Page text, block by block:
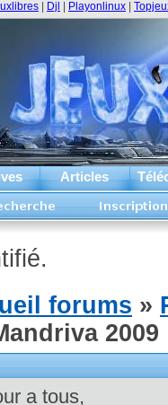
Articles
Djl Playonlinux
forums »
2009
a tous,